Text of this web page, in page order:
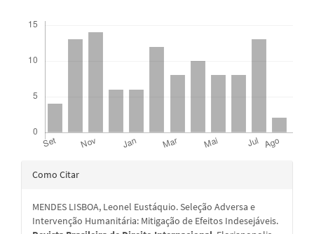
Detalhes
artigo
Como Citar
MENDES LISBOA, Leonel Eustáquio. Seleção Adversa e
Intervenção Humanitária: Mitigação de Efeitos Indesejáveis.